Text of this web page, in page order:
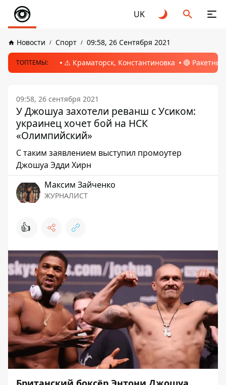
UK
Новости Спорт 09:58, 26 Сентября 2021
ТОПТЕМЫ: ⚠️ Краматорск, Константиновка 🔴
09:58, 26 сентября 2021
У Джошуа захотели реванш с Усиком:
украинец хочет бой на НСК
«Олимпийский»
С таким заявлением выступил промоутер
Джошуа Эдди Хирн
Максим Зайченко
ЖУРНАЛИСТ
👍